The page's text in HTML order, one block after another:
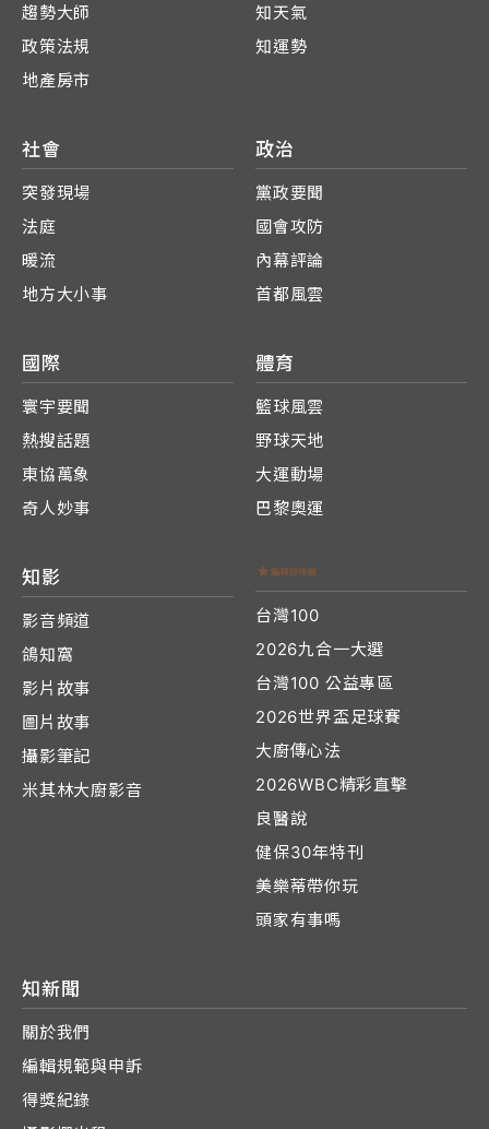
趨勢大師
政策法規
地產房市
知天氣
知運勢
社會
突發現場
法庭
暖流
地方大小事
政治
黨政要聞
國會攻防
內幕評論
首都風雲
國際
寰宇要聞
熱搜話題
東協萬象
奇人妙事
體育
籃球風雲
野球天地
大運動場
巴黎奧運
知影
影音頻道
鴿知窩
影片故事
圖片故事
攝影筆記
米其林大廚影音
台灣100
2026九合一大選
台灣100 公益專區
2026世界盃足球賽
大廚傳心法
2026WBC精彩直擊
良醫說
健保30年特刊
美樂蒂帶你玩
頭家有事嗎
知新聞
關於我們
編輯規範與申訴
得獎紀錄